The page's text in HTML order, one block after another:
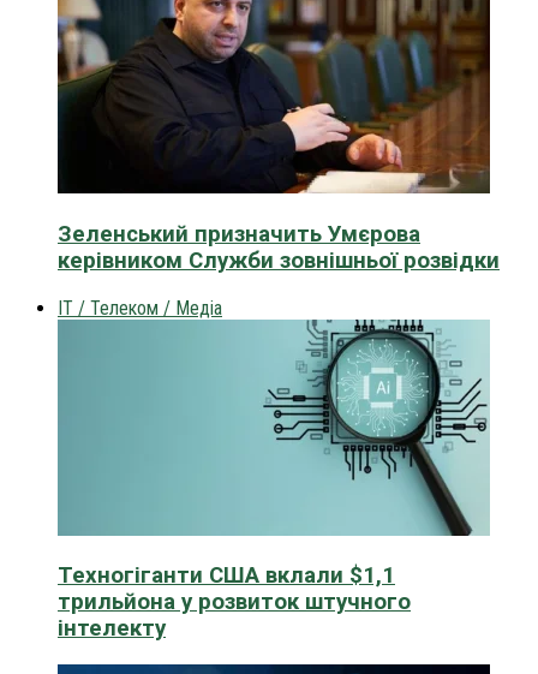
Зеленський призначить Умєрова
керівником Служби зовнішньої розвідки
IT / Телеком / Медіа
Техногіганти США вклали $1,1
трильйона у розвиток штучного
інтелекту